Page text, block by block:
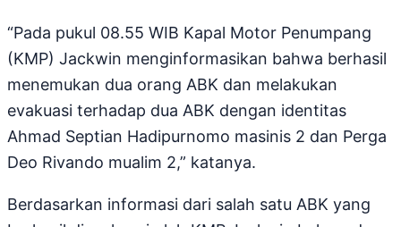
“Pada pukul 08.55 WIB Kapal Motor Penumpang
(KMP) Jackwin menginformasikan bahwa berhasil
menemukan dua orang ABK dan melakukan
evakuasi terhadap dua ABK dengan identitas
Ahmad Septian Hadipurnomo masinis 2 dan Perga
Deo Rivando mualim 2,” katanya.
Berdasarkan informasi dari salah satu ABK yang